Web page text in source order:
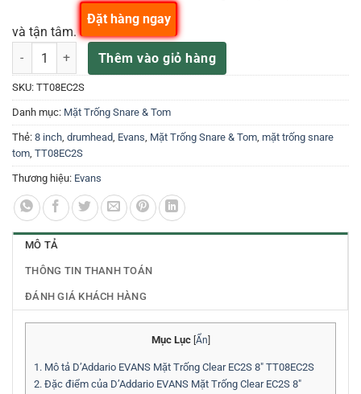
và tận tâm.
D'ADDARIO EVANS MẶT TRỐNG CLEAR EC2S 8" TT08EC2S số lượng
Thêm vào giỏ hàng
Đặt hàng ngay
SKU: TT08EC2S
Danh mục: Mặt Trống Snare & Tom
Thẻ: 8 inch, drumhead, Evans, Mặt Trống Snare & Tom, mặt trống snare
tom, TT08EC2S
Thương hiệu: Evans
MÔ TẢ
THÔNG TIN THANH TOÁN
ĐÁNH GIÁ KHÁCH HÀNG
Mục Lục Ẩn
1. Mô tả D’Addario EVANS Mặt Trống Clear EC2S 8″ TT08EC2S
2. Đặc điểm của D’Addario EVANS Mặt Trống Clear EC2S 8″